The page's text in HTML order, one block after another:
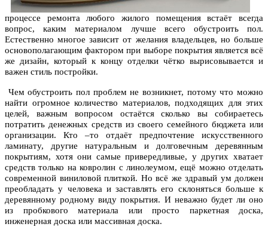
процессе ремонта любого жилого помещения встаёт всегда
вопрос, каким материалом лучше всего обустроить пол.
Естественно многое зависит от желания владельцев, но больше
основополагающим фактором при выборе покрытия является всё
же дизайн, который к концу отделки чётко вырисовывается и
важен стиль постройки.
Чем обустроить пол проблем не возникнет, потому что можно
найти огромное количество материалов, подходящих для этих
целей, важным вопросом остаётся сколько вы собираетесь
потратить денежных средств из своего семейного бюджета или
организации. Кто –то отдаёт предпочтение искусственного
ламинату, другие натуральным и долговечным деревянным
покрытиям, хотя они самые привередливые, у других хватает
средств только на ковролин с линолеумом, ещё можно отделать
современной виниловой плиткой. Но всё же здравый ум должен
преобладать у человека и заставлять его склоняться больше к
деревянному родному виду покрытия. И неважно будет ли оно
из пробкового материала или просто паркетная доска,
инженерная доска или массивная доска.